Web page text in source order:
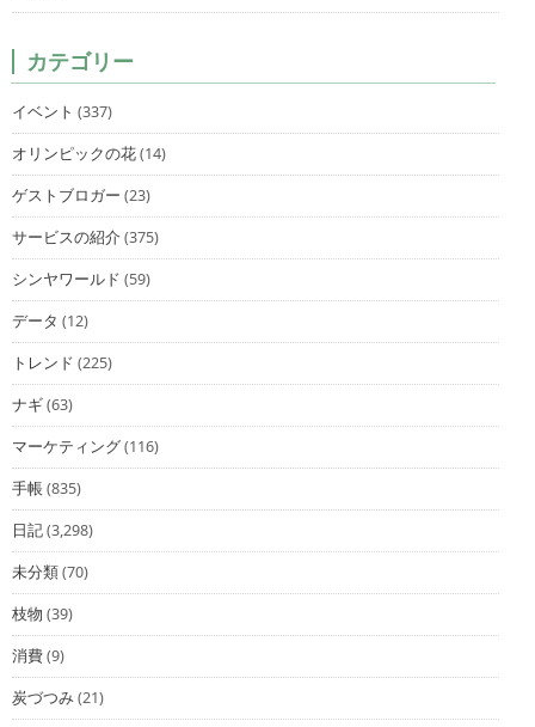
カテゴリー
イベント (337)
オリンピックの花(14)
ゲストブロガー (23)
サービスの紹介(375)
シンヤワールド (59)
データ (12)
トレンド (225)
ナギ(63)
マーケティング(116)
手帳(835)
日記(3,298)
未分類(70)
枝物 (39)
消費(9)
炭づつみ(21)